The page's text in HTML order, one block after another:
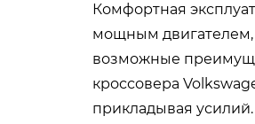
Комфортная
мощным двигателем,
возможные
кроссовера
прикладывая